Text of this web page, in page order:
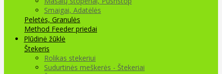
Smaigai, Adatėlės
Peletės, Granulės
Method Feeder priedai
Plūdinė žūklė
Štekeris
Rolikas stekeriui
Sudurtinės meškerės - Štekeriai